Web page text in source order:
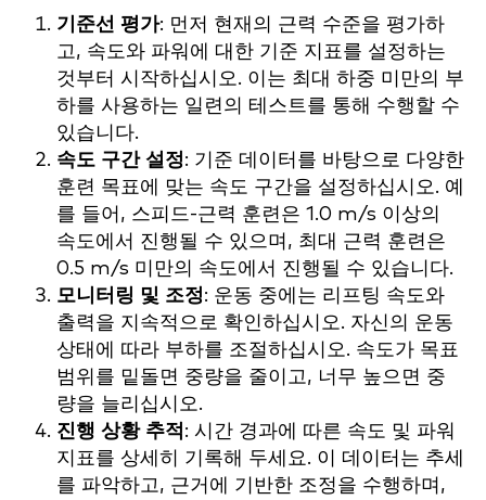
기준선 평가: 먼저 현재의 근력 수준을 평가하
고, 속도와 파워에 대한 기준 지표를 설정하는
것부터 시작하십시오. 이는 최대 하중 미만의 부
하를 사용하는 일련의 테스트를 통해 수행할 수
있습니다.
속도 구간 설정: 기준 데이터를 바탕으로 다양한
훈련 목표에 맞는 속도 구간을 설정하십시오. 예
를 들어, 스피드-근력 훈련은 1.0 m/s 이상의
속도에서 진행될 수 있으며, 최대 근력 훈련은
0.5 m/s 미만의 속도에서 진행될 수 있습니다.
모니터링 및 조정: 운동 중에는 리프팅 속도와
출력을 지속적으로 확인하십시오. 자신의 운동
상태에 따라 부하를 조절하십시오. 속도가 목표
범위를 밑돌면 중량을 줄이고, 너무 높으면 중
량을 늘리십시오.
진행 상황 추적 : 시간 경과에 따른 속도 및 파워
지표를 상세히 기록해 두세요. 이 데이터는 추세
를 파악하고, 근거에 기반한 조정을 수행하며,